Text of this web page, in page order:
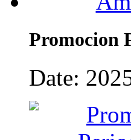
Promocion
Date: